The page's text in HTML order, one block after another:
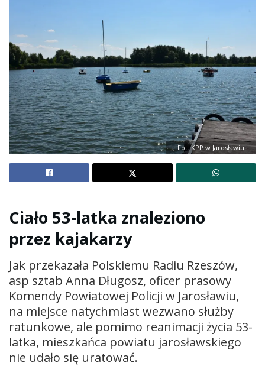
Fot. KPP w Jarosławiu
Ciało 53-latka znaleziono
przez kajakarzy
Jak przekazała Polskiemu Radiu Rzeszów,
asp sztab Anna Długosz, oficer prasowy
Komendy Powiatowej Policji w Jarosławiu,
na miejsce natychmiast wezwano służby
ratunkowe, ale pomimo reanimacji życia 53-
latka, mieszkańca powiatu jarosławskiego
nie udało się uratować.